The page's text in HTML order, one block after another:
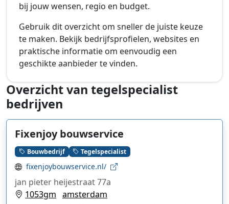
bij jouw wensen, regio en budget.
Gebruik dit overzicht om sneller de juiste keuze
te maken. Bekijk bedrijfsprofielen, websites en
praktische informatie om eenvoudig een
geschikte aanbieder te vinden.
Overzicht van tegelspecialist
bedrijven
Fixenjoy bouwservice
Bouwbedrijf Tegelspecialist
fixenjoybouwservice.nl/
jan pieter heijestraat 77a
1053gm amsterdam